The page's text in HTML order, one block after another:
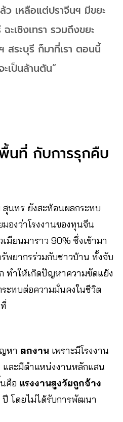
ว เหลือแต่ปราจีนฯ มีขยะ
ะเชิงเทรา รวมถึงขยะ
สระบุรี ก็มาที่เรา ตอนนี้
ะเป็นล้านตัน”
ที่ กับการรุกคืบ
นทร ยังสะท้อนผลกระทบ
องว่าโรงงานของทุนจีน
มียนมาราว 90% ซึ่งเข้ามา
พยากรร่วมกับชาวบ้าน ทั้งจับ
ทำให้เกิดปัญหาความขัดแย้ง
ะทบต่อความมั่นคงในชีวิต
หา ตกงาน เพราะมีโรงงาน
ละมีตำแหน่งงานหลักแสน
คือ แรงงานสูงวัยถูกจ้าง
โดยไม่ได้รับการพัฒนา